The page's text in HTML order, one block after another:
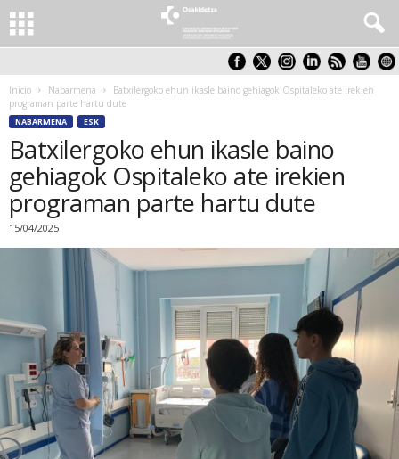
Inicio Nabarmena
Batxilergoko ehun ikasle baino gehiagok Ospitaleko ate irekien
programan parte hartu dute
NABARMENA ESK
Batxilergoko ehun ikasle baino
gehiagok Ospitaleko ate irekien
programan parte hartu dute
15/04/2025